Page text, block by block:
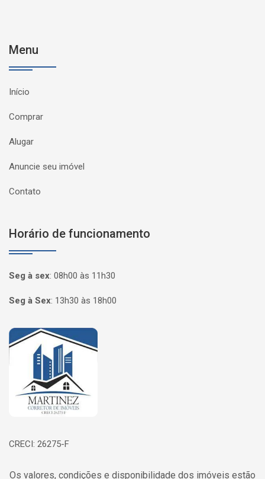
Menu
Início
Comprar
Alugar
Anuncie seu imóvel
Contato
Horário de funcionamento
Seg à sex: 08h00 às 11h30
Seg à Sex: 13h30 às 18h00
Página inicial
CRECI: 26275-F
Os valores, condições e disponibilidade dos imóveis estão